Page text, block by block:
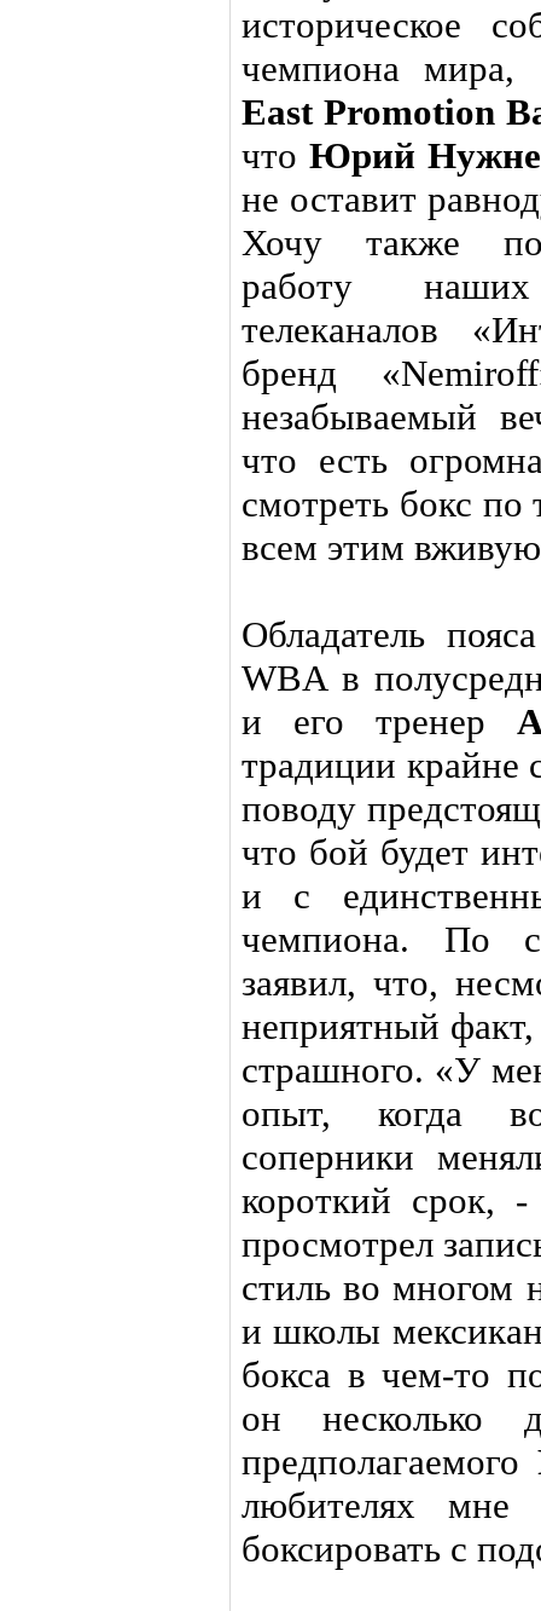
историческое
чемпиона
East Promotion
чтоЮрий
не оставит
Хочу также
работу
телеканалов
бренд
незабываемый
что есть
смотреть бокс по
всем этим
Обладатель
WBA в
и его тренер
традиции крайне
поводу
что бой будет
и с
чемпиона. По
заявил, что,
неприятный
страшного. «У
опыт, когда
соперники
короткий срок,
просмотрел
стиль во многом
и школы
бокса в чем-то
он несколько
предполагаемого
любителях мне
боксировать с